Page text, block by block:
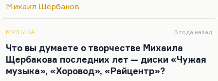
У меня была статья о Щербакове — «Белый ящер».
Михаил Щербаков
МУЗЫКА 3 года назад
Что вы думаете о творчестве Михаила
Щербакова последних лет — диски «Чужая
музыка», «Хоровод», «Райцентр»?